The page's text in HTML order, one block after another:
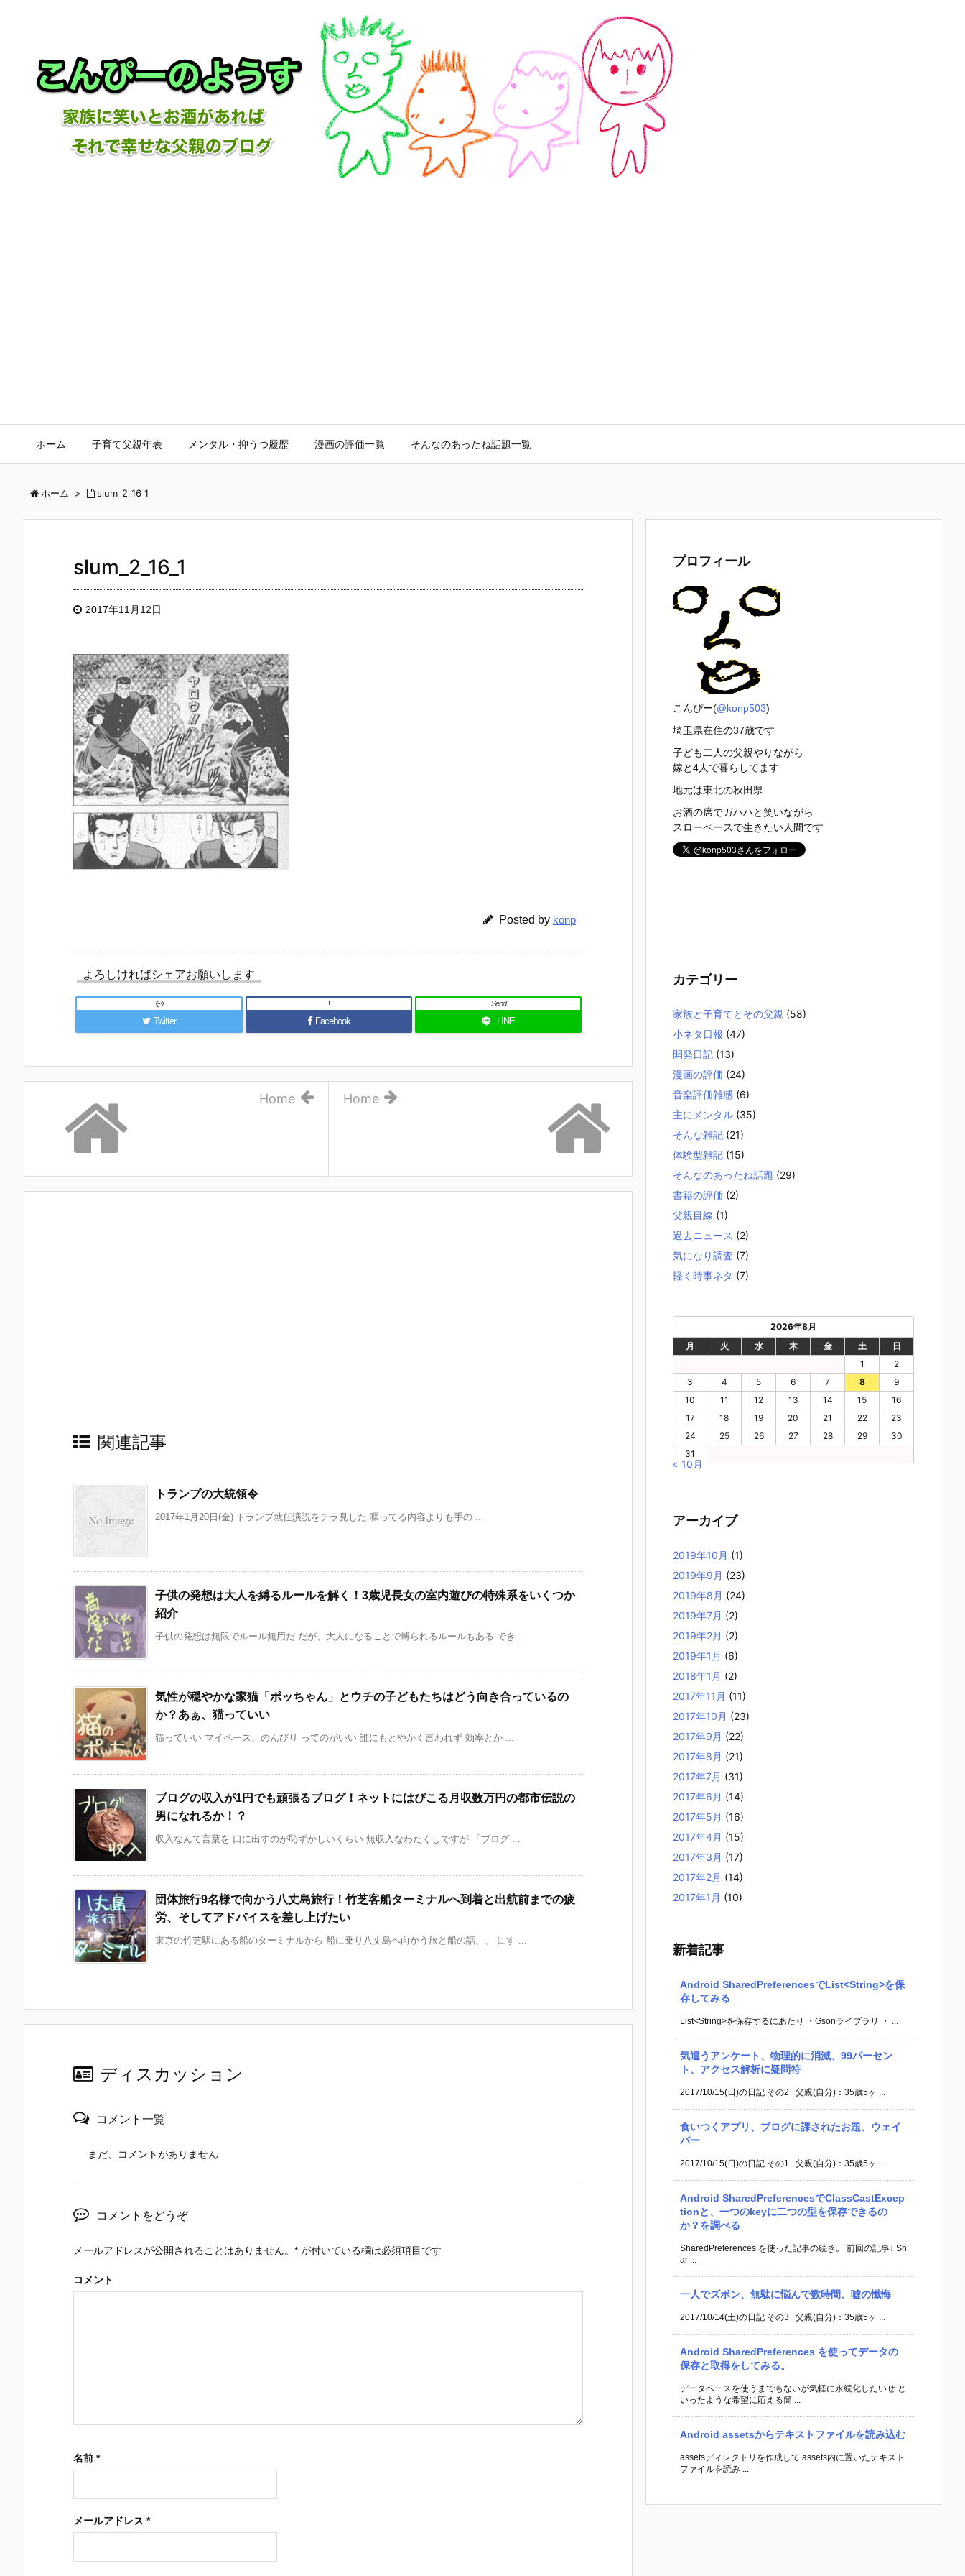
ホーム 子育て父親年表 メンタル・抑うつ履歴 漫画の評価一覧 そんなのあったね話題一覧
ホーム > slum_2_16_1
slum_2_16_1
2017年11月12日
Posted by konp
よろしければシェアお願いします
Twitter Facebook
!
LINE
Send
Home
Home
関連記事
トランプの大統領令
2017年1月20日(金) トランプ就任演説をチラ見した 喋ってる内容よりも手の ...
子供の発想は大人を縛るルールを解く！3歳児長女の室内遊びの特殊系をいくつか
紹介
子供の発想は無限でルール無用だ だが、大人になることで縛られるルールもある でき ...
気性が穏やかな家猫「ポッちゃん」とウチの子どもたちはどう向き合っているの
か？あぁ、猫っていい
猫っていい マイペース、のんびり ってのがいい 誰にもとやかく言われず 効率とか ...
ブログの収入が1円でも頑張るブログ！ネットにはびこる月収数万円の都市伝説の
男になれるか！？
収入なんて言葉を 口に出すのが恥ずかしいくらい 無収入なわたくしですが 「ブログ ...
団体旅行9名様で向かう八丈島旅行！竹芝客船ターミナルへ到着と出航前までの疲
労、そしてアドバイスを差し上げたい
東京の竹芝駅にある船のターミナルから 船に乗り八丈島へ向かう旅と船の話、、 にす ...
ディスカッション
コメント一覧
まだ、コメントがありません
コメントをどうぞ
メールアドレスが公開されることはありません。 * が付いている欄は必須項目です
コメント
名前 *
メールアドレス *
プロフィール
こんぴー(@konp503)
埼玉県在住の37歳です
子ども二人の父親やりながら
嫁と4人で暮らしてます
地元は東北の秋田県
お酒の席でガハハと笑いながら
スローペースで生きたい人間です
カテゴリー
家族と子育てとその父親 (58)
小ネタ日報 (47)
開発日記 (13)
漫画の評価 (24)
音楽評価雑感 (6)
主にメンタル (35)
そんな雑記 (21)
体験型雑記 (15)
そんなのあったね話題 (29)
書籍の評価 (2)
父親目線 (1)
過去ニュース (2)
気になり調査 (7)
軽く時事ネタ (7)
2026年8月
月
火 水 木 金 土
日
1
2
3
4 5 6 7 8
9
10
11 12 13 14 15
16
17
18 19 20 21 22
23
24
25 26 27 28 29
30
31
« 10月
アーカイブ
2019年10月 (1)
2019年9月 (23)
2019年8月 (24)
2019年7月 (2)
2019年2月 (2)
2019年1月 (6)
2018年1月 (2)
2017年11月 (11)
2017年10月 (23)
2017年9月 (22)
2017年8月 (21)
2017年7月 (31)
2017年6月 (14)
2017年5月 (16)
2017年4月 (15)
2017年3月 (17)
2017年2月 (14)
2017年1月 (10)
新着記事
Android SharedPreferencesでList<String>を保
存してみる
List<String>を保存するにあたり ・Gsonライブラリ ・ ...
気遣うアンケート、物理的に消滅、99パーセン
ト、アクセス解析に疑問符
2017/10/15(日)の日記 その2 父親(自分)：35歳5ヶ ...
食いつくアプリ、ブログに課されたお題、ウェイ
パー
2017/10/15(日)の日記 その1 父親(自分)：35歳5ヶ ...
Android SharedPreferencesでClassCastExcep
tionと、一つのkeyに二つの型を保存できるの
か？を調べる
SharedPreferences を使った記事の続き。 前回の記事↓ Sh
ar ...
一人でズボン、無駄に悩んで数時間、嘘の懺悔
2017/10/14(土)の日記 その3 父親(自分)：35歳5ヶ ...
Android SharedPreferences を使ってデータの
保存と取得をしてみる。
データベースを使うまでもないが気軽に永続化したいぜ と
いったような希望に応える簡 ...
Android assetsからテキストファイルを読み込む
assetsディレクトリを作成して assets内に置いたテキスト
ファイルを読み ...